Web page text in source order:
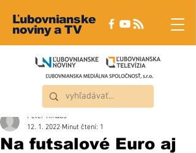
Ľubovnianske
noviny a TV
Na futsalové Euro aj
Peter Rindoš
12. 1. 2022 Minut čtení: 1